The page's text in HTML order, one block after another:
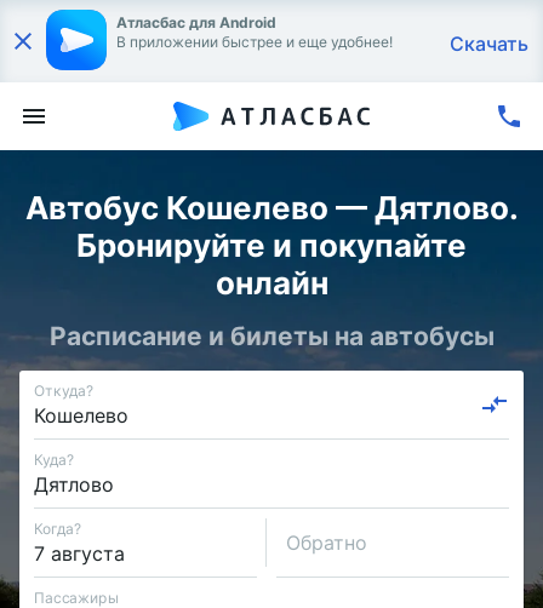
Атласбас для Android
В приложении быстрее и еще удобнее!
Скачать
Автобус Кошелево — Дятлово.
Бронируйте и покупайте
онлайн
Расписание и билеты на автобусы
Откуда?
Куда?
Когда?
Обратно
Пассажиры